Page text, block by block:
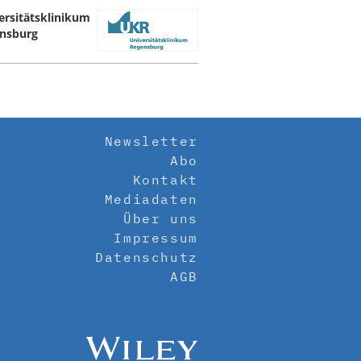
Newsletter
Abo
Kontakt
Mediadaten
Über uns
Impressum
Datenschutz
AGB